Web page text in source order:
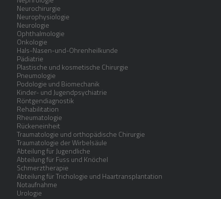
Neurochirurgie
Neurophysiologie
Neurologie
Ophthalmologie
Onkologie
Hals-Nasen-und-Ohrenheilkunde
Pädiatrie
Plastische und kosmetische Chirurgie
Pneumologie
Podologie und Biomechanik
Kinder- und Jugendpsychiatrie
Röntgendiagnostik
Rehabilitation
Rheumatologie
Rückeneinheit
Traumatologie und orthopädische Chirurgie
Traumatologie der Wirbelsäule
Abteilung für Jugendliche
Abteilung für Fuss und Knöchel
Schmerztherapie
Abteilung für Trichologie und Haartransplantation
Notaufnahme
Urologie